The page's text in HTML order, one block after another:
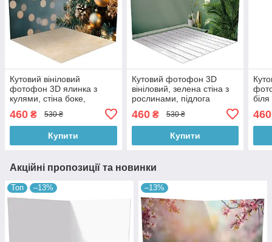
Кутовий вініловий
фотофон 3D ялинка з
кулями, стіна боке,
підлога бежевий камінь і
дерево, 50×50 см,
№58521
460 ₴ 530 ₴
Купити
Кутовий фотофон 3D
вініловий, зелена стіна з
рослинами, підлога
дерево, 50×50 см,
№58226
460₴ 530 ₴
Купити
біля
460
Акційні пропозиції та новинки
Топ –13% –13%